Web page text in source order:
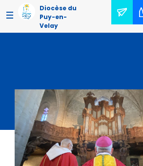
Diocèse du
Puy-en-
Velay